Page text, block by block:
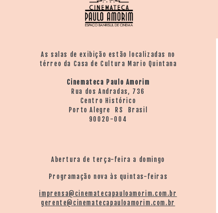
As salas de exibição estão localizadas no
térreo da Casa de Cultura Mario Quintana
Cinemateca Paulo Amorim
Rua dos Andradas, 736
Centro Histórico
Porto Alegre RS Brasil
90020-004
Abertura de terça-feira a domingo
Programação nova às quintas-feiras
imprensa@cinematecapauloamorim.com.br
gerente@cinematecapauloamorim.com.br